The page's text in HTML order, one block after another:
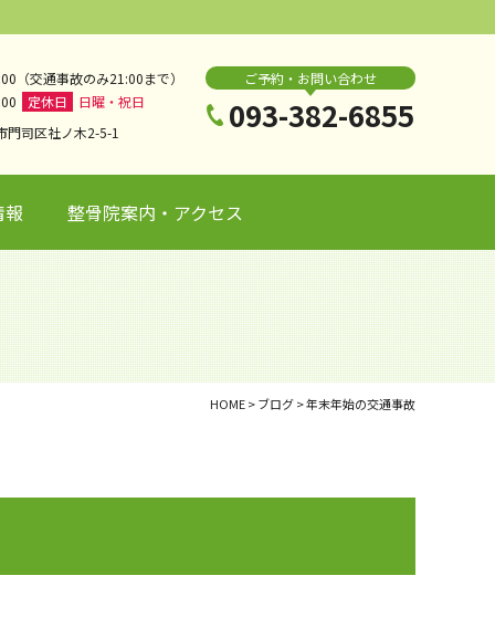
（交通事故のみ21:00まで）
定休日
日曜・祝日
門司区社ノ木2-5-1
ご予約・お問い合わせ
093-382-6855
報 整骨院案内・アクセス
HOME>ブログ>年末年始の交通事故